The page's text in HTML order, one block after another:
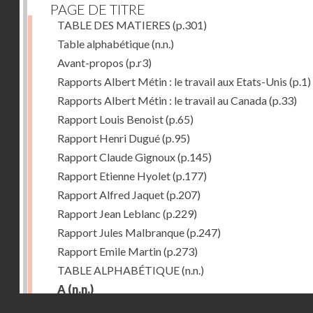
PAGE DE TITRE
TABLE DES MATIERES (p.301)
Table alphabétique(n.n.)
Avant-propos (p.r3)
Rapports Albert Métin : le travail aux Etats-Unis (p.1)
Rapports Albert Métin : le travail au Canada(p.33)
Rapport Louis Benoist(p.65)
Rapport Henri Dugué(p.95)
Rapport Claude Gignoux(p.145)
Rapport Etienne Hyolet(p.177)
Rapport Alfred Jaquet(p.207)
Rapport Jean Leblanc (p.229)
Rapport Jules Malbranque(p.247)
Rapport Emile Martin(p.273)
TABLE ALPHABÉTIQUE(n.n.)
A (n.n.)